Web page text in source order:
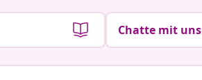
Chatte mit uns